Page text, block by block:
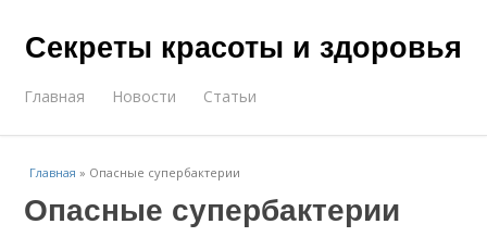
Секреты красоты и здоровья
Главная Новости Статьи
Главная » Опасные супербактерии
Опасные супербактерии